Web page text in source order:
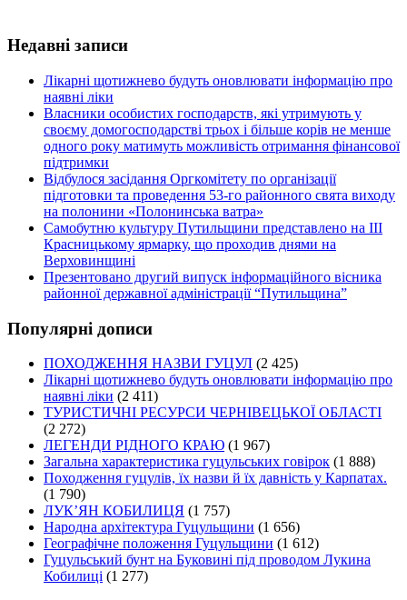
Недавні записи
Лікарні щотижнево будуть оновлювати інформацію про
наявні ліки
Власники особистих господарств, які утримують у
своєму домогосподарстві трьох і більше корів не менше
одного року матимуть можливість отримання фінансової
підтримки
Відбулося засідання Оргкомітету по організації
підготовки та проведення 53-го районного свята виходу
на полонини «Полонинська ватра»
Самобутню культуру Путильщини представлено на ІІІ
Красницькому ярмарку, що проходив днями на
Верховинщині
Презентовано другий випуск інформаційного вісника
районної державної адміністрації “Путильщина”
Популярні дописи
ПОХОДЖЕННЯ НАЗВИ ГУЦУЛ (2 425)
Лікарні щотижнево будуть оновлювати інформацію про
наявні ліки (2 411)
ТУРИСТИЧНІ РЕСУРСИ ЧЕРНІВЕЦЬКОЇ ОБЛАСТІ
(2 272)
ЛЕГЕНДИ РІДНОГО КРАЮ (1 967)
Загальна характеристика гуцульських говірок (1 888)
Походження гуцулів, їх назви й їх давність у Карпатах.
(1 790)
ЛУК’ЯН КОБИЛИЦЯ (1 757)
Народна архітектура Гуцульщини (1 656)
Географічне положення Гуцульщини (1 612)
Гуцульський бунт на Буковині під проводом Лукина
Кобилиці (1 277)